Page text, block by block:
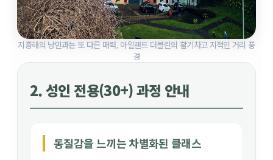
지중해의 낭만과는 또 다른 매력, 아일랜드 더블린의 활기차고 지적인 거리 풍
경
2. 성인 전용(30+) 과정 안내
동질감을 느끼는 차별화된 클래스